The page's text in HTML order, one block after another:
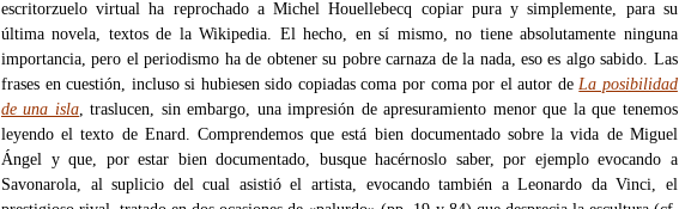
escritorzuelo virtual ha reprochado a Michel Houellebecq copiar pura y simplemente, para su
última novela, textos de la Wikipedia. El hecho, en sí mismo, no tiene absolutamente ninguna
importancia, pero el periodismo ha de obtener su pobre carnaza de la nada, eso es algo sabido. Las
frases en cuestión, incluso si hubiesen sido copiadas coma por coma por el autor de La posibilidad
de una isla, traslucen, sin embargo, una impresión de apresuramiento menor que la que tenemos
leyendo el texto de Enard. Comprendemos que está bien documentado sobre la vida de Miguel
Ángel y que, por estar bien documentado, busque hacérnoslo saber, por ejemplo evocando a
Savonarola, al suplicio del cual asistió el artista, evocando también a Leonardo da Vinci, el